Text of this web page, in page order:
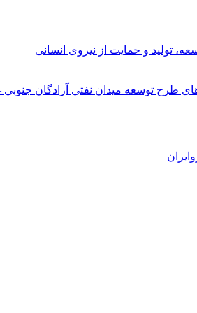
تولید و حمایت از نیروی انسانی
طرح توسعه ميدان نفتي آزادگان جنوبي